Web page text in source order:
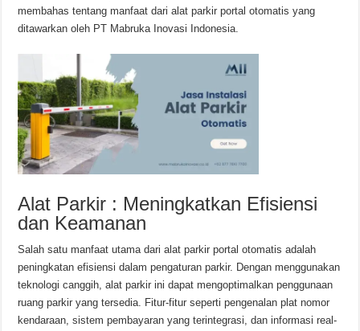
membahas tentang manfaat dari alat parkir portal otomatis yang
ditawarkan oleh PT Mabruka Inovasi Indonesia.
Alat Parkir : Meningkatkan Efisiensi
dan Keamanan
Salah satu manfaat utama dari alat parkir portal otomatis adalah
peningkatan efisiensi dalam pengaturan parkir. Dengan menggunakan
teknologi canggih, alat parkir ini dapat mengoptimalkan penggunaan
ruang parkir yang tersedia. Fitur-fitur seperti pengenalan plat nomor
kendaraan, sistem pembayaran yang terintegrasi, dan informasi real-